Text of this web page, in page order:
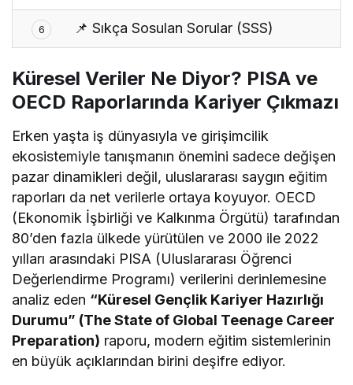
6 📌 Sıkça Sosulan Sorular (SSS)
Küresel Veriler Ne Diyor? PISA ve
OECD Raporlarında Kariyer Çıkmazı
Erken yaşta iş dünyasıyla ve girişimcilik
ekosistemiyle tanışmanın önemini sadece değişen
pazar dinamikleri değil, uluslararası saygın eğitim
raporları da net verilerle ortaya koyuyor. OECD
(Ekonomik İşbirliği ve Kalkınma Örgütü) tarafından
80’den fazla ülkede yürütülen ve 2000 ile 2022
yılları arasındaki PISA (Uluslararası Öğrenci
Değerlendirme Programı) verilerini derinlemesine
analiz eden “Küresel Gençlik Kariyer Hazırlığı
Durumu” (The State of Global Teenage Career
Preparation) raporu, modern eğitim sistemlerinin
en büyük açıklarından birini deşifre ediyor.